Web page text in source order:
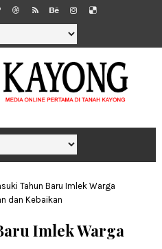
Tahun Baru Imlek Warga
dan Kebaikan
Imlek Warga